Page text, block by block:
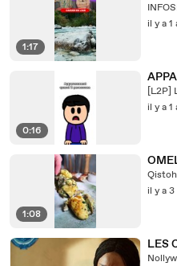
1:17
il y a 1
0:16
[L2P]
il y a 1
1:08
Qistoh
il y a 3
LES